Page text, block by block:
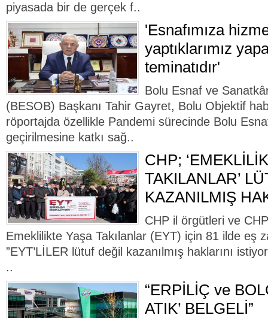
piyasada bir de gerçek f..
'Esnafımıza
yaptıklarımız
teminatıdır'
Bolu Esnaf ve
(BESOB) Başkanı Tahir Gayret, Bolu Objektif
röportajda özellikle Pandemi sürecinde Bolu
geçirilmesine katkı sağ..
CHP;
TAKILANLAR’
KAZANILMIŞ
CHP il örgütleri ve
Emeklilikte Yaşa Takılanlar (EYT) için 81 ilde eş
”EYT’LİLER lütuf değil kazanılmış haklarını
..
“ERPİLİÇ ve
ATIK’ BELGELİ”